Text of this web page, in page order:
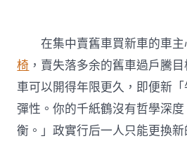
在集中賣舊車買新車的車主
椅 ，賣失落多余的舊車過戶騰
車可以開得年限更久，即便新
彈性。你的千紙鶴沒有哲學深
衡。」政實行后一人只能更換